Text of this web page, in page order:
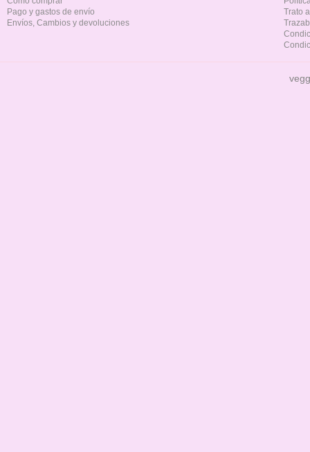
Pago y gastos de envío
Envíos, Cambios y devoluciones
Trato